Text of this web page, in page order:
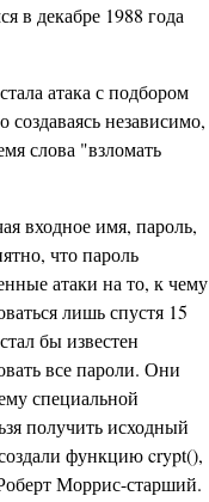
в декабре 1988 года
атака с подбором
независимо,
слова "взломать
входное имя, пароль,
что пароль
атаки на то, к чему
лишь спустя 15
бы известен
все пароли. Они
специальной
получить исходный
функцию crypt(),
Моррис-старший.